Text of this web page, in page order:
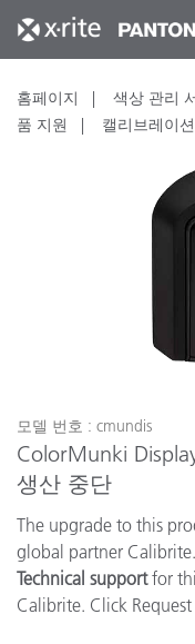
홈페이지 색상 관리
품 지원
캘리브레이
모델 번호 : cmundis
ColorMunki
생산 중단
The upgrade to this
global partner
Technical supportfor
Calibrite. Click